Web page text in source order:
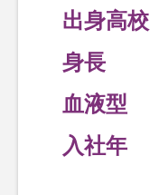
出身高校
身長
血液型
入社年